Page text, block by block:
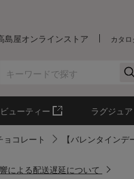
島屋オンラインストア カタロ
ビューティー ラグジュ
ョコレート 【バレンタイン
による配送遅延について